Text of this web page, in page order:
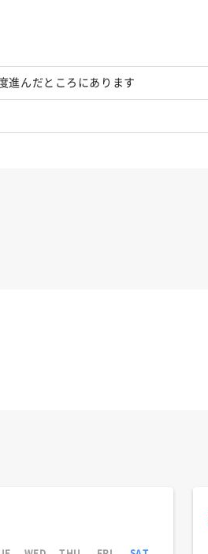
進んだところにあります